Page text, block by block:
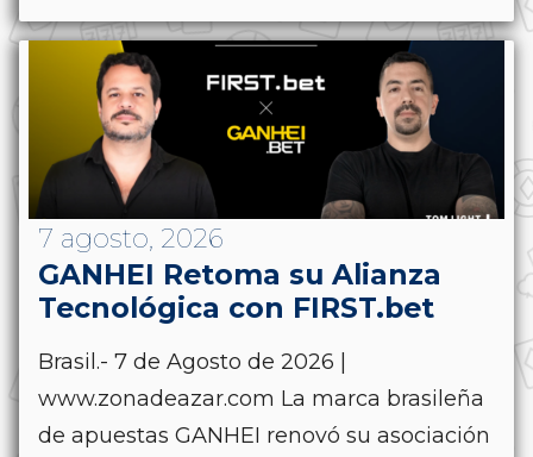
7 agosto, 2026
GANHEI Retoma su Alianza
Tecnológica con FIRST.bet
Brasil.- 7 de Agosto de 2026 |
www.zonadeazar.com La marca brasileña
de apuestas GANHEI renovó su asociación